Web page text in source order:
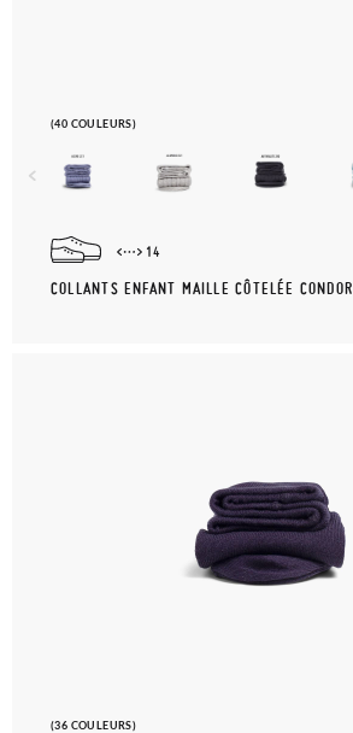
(40 COULEURS)
14
COLLANTS ENFANT MAILLE CÔTELÉE CONDOR
(36 COULEURS)